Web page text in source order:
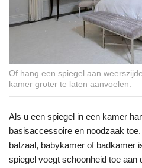
Of hang een spiegel aan
kamer groter te laten aanvoelen.
Als u een spiegel in een kamer
basisaccessoire en noodzaak
balzaal, babykamer of badkamer
spiegel voegt schoonheid toe aan